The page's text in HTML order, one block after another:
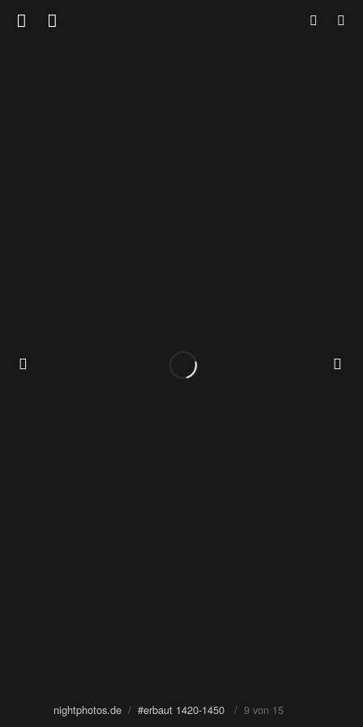
nightphotos.de / #erbaut 1420-1450 / 9 von 15